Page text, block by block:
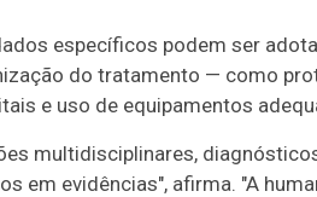
específicos podem ser
do tratamento — como
e uso de equipamentos
multidisciplinares,
em evidências", afirma. "A